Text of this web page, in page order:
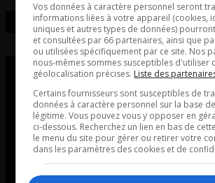
Vos données à caractère personnel seront
informations liées à votre appareil (cookies,
uniques et autres types de données)
et consultées par 66 partenaires, ainsi que
ou utilisées spécifiquement par ce site. Nos
nous-mêmes sommes susceptibles d'utiliser
géolocalisation précises. Liste des
Certains fournisseurs sont susceptibles de
données à caractère personnel sur la base
légitime. Vous pouvez vous y opposer en
ci-dessous. Recherchez un lien en bas de
le menu du site pour gérer ou retirer votre
dans les paramètres des cookies et de